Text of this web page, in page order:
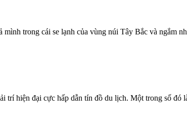
trong cái se lạnh của vùng núi Tây Bắc và ngắm
hiện đại cực hấp dẫn tín đồ du lịch. Một trong số